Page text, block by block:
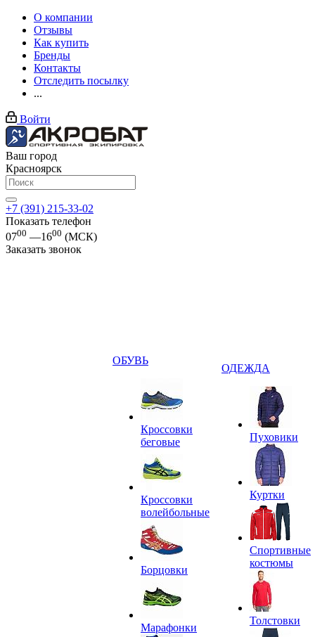
О компании
Отзывы
Как купить
Бренды
Контакты
Отследить посылку
...
Войти
Ваш город
Красноярск
+7 (391) 215-33-02
Показать телефон
0700 —1600 (МСК)
Заказать звонок
ОБУВЬ
Кроссовки
беговые
Кроссовки
волейбольные
Борцовки
Марафонки
ОДЕЖДА
Пуховики
Куртки
Спортивные
костюмы
Толстовки